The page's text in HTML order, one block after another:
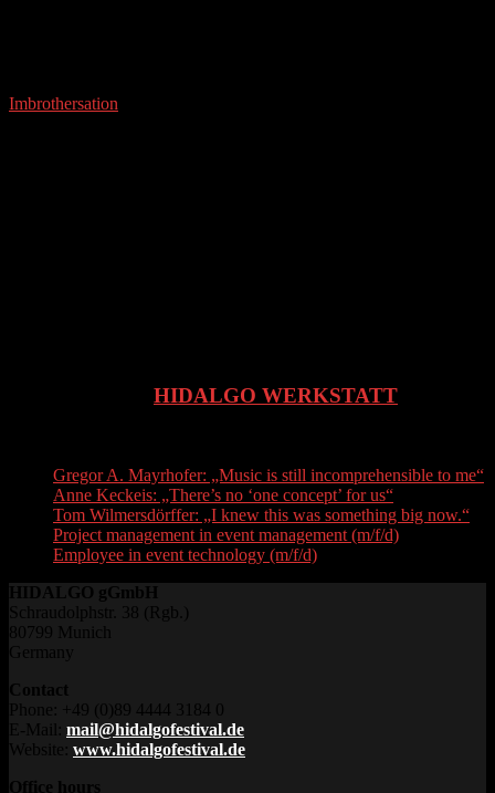
Imbrothersation
HIDALGO WERKSTATT
Gregor A. Mayrhofer: „Music is still incomprehensible to me“
Anne Keckeis: „There’s no ‘one concept’ for us“
Tom Wilmersdörffer: „I knew this was something big now.“
Project management in event management (m/f/d)
Employee in event technology (m/f/d)
HIDALGO gGmbH
Schraudolphstr. 38 (Rgb.)
80799 Munich
Germany
Contact
Phone: +49 (0)89 4444 3184 0
E-Mail: mail@hidalgofestival.de
Website: www.hidalgofestival.de
Office hours